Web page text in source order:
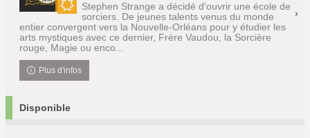
Stephen Strange a décidé d'ouvrir une école de
sorciers. De jeunes talents venus du monde
entier convergent vers la Nouvelle-Orléans pour y étudier les
arts mystiques avec ce dernier, Frère Vaudou, la Sorcière
rouge, Magie ou enco...
Plus d'infos
Disponible